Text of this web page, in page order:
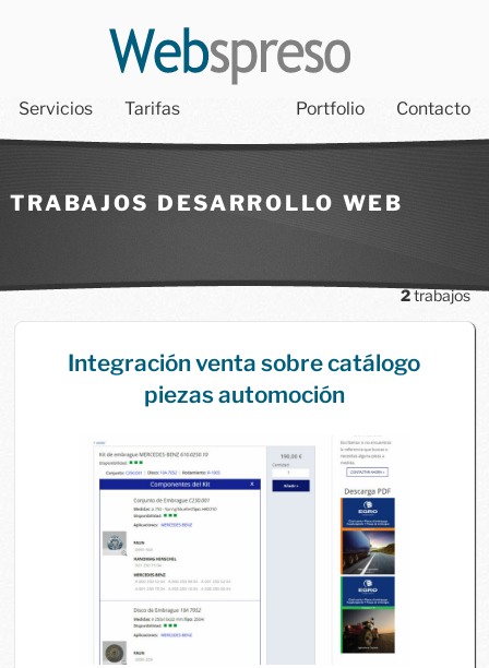
Servicios Tarifas Portfolio Contacto
TRABAJOS DESARROLLO WEB
2trabajos
Integración venta sobre catálogo
piezas automoción